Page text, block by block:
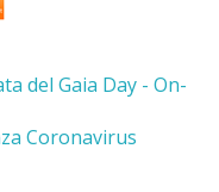
del Gaia Day - On-
Coronavirus